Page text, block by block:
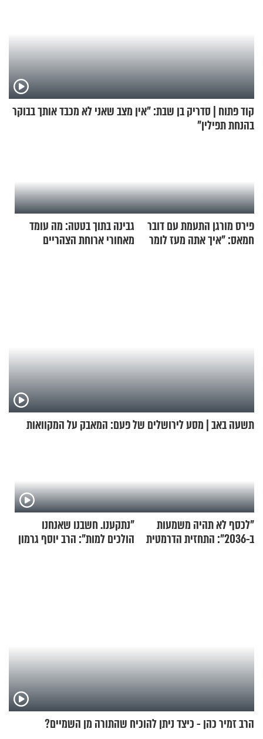
קוד פתוח | סדריק בן שבת: "אין מצב שאני לא מכבד אותך בבוקר
בהנחת תפילין"
פירס מורגן התעמת עם דובר
חמאס: "איך אתה מעז לומר
גבינה בתוך בטטה: מה עומד
מאחורי ארוחת הצהריים
תשעה באב | מסע לירושלים של פעם: המאבק על המקוואות
"לכסף לא תהיה משמעות
ב-2036": התחזית הדרמטית
"נתקענו. חשבנו שאנחנו
הולכים למות": הרב יוסף גרמון
הרב זמיר כהן - כיצד ניתן להוכיח שהתורה מן השמיים?